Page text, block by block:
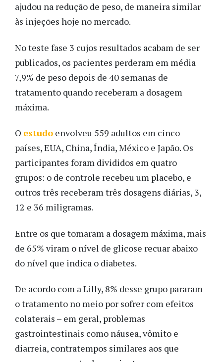
ajudou na redução de peso, de maneira similar
às injeções hoje no mercado.
No teste fase 3 cujos resultados acabam de ser
publicados, os pacientes perderam em média
7,9% de peso depois de 40 semanas de
tratamento quando receberam a dosagem
máxima.
O estudo envolveu 559 adultos em cinco
países, EUA, China, Índia, México e Japão. Os
participantes foram divididos em quatro
grupos: o de controle recebeu um placebo, e
outros três receberam três dosagens diárias, 3,
12 e 36 miligramas.
Entre os que tomaram a dosagem máxima, mais
de 65% viram o nível de glicose recuar abaixo
do nível que indica o diabetes.
De acordo com a Lilly, 8% desse grupo pararam
o tratamento no meio por sofrer com efeitos
colaterais – em geral, problemas
gastrointestinais como náusea, vômito e
diarreia, contratempos similares aos que